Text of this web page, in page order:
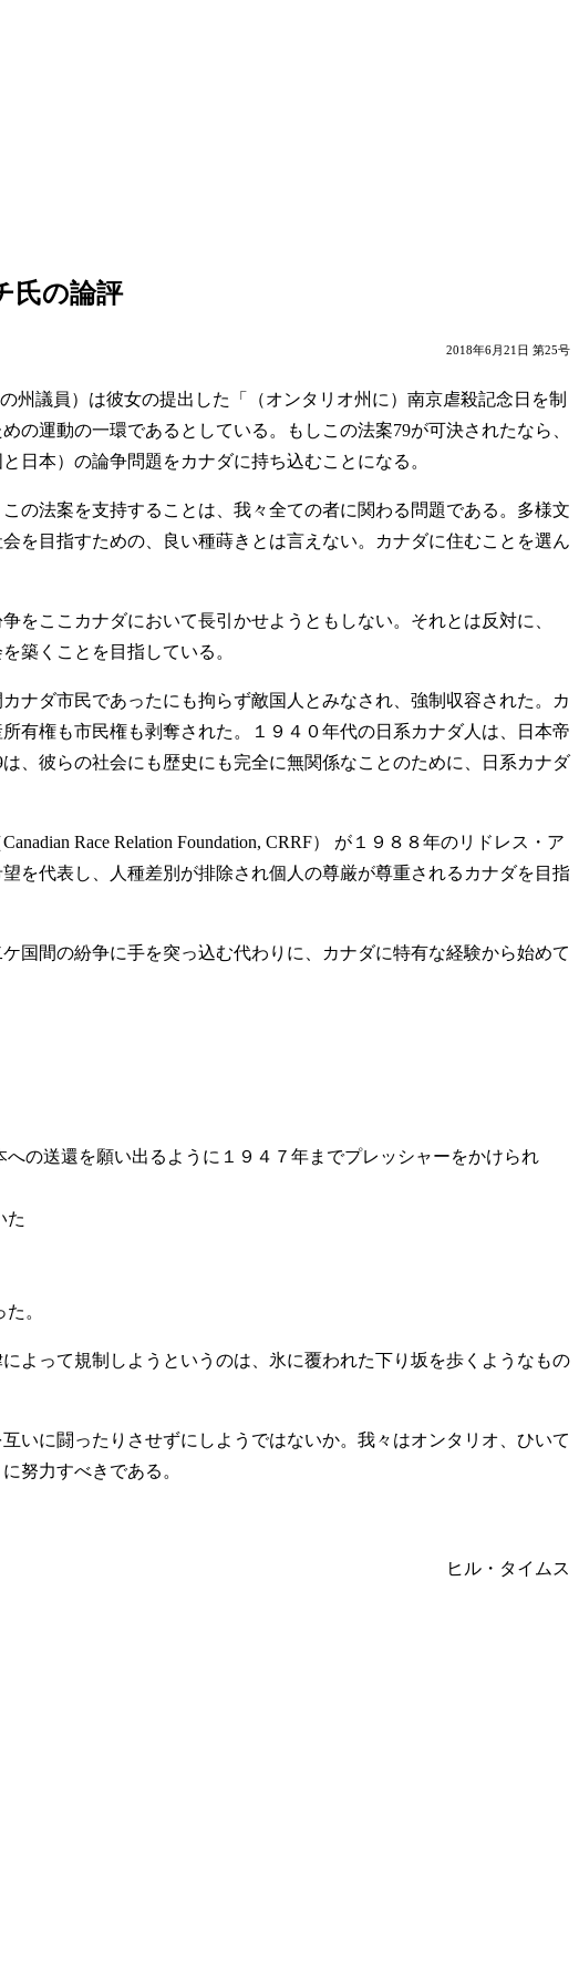
氏の論評
2018年6月21日 第25号
議員）は彼女の提出した「（オンタリオ州に）南京虐殺記念日を制
運動の一環であるとしている。もしこの法案79が可決されたなら、
日本）の論争問題をカナダに持ち込むことになる。
の法案を支持することは、我々全ての者に関わる問題である。多様文
を目指すための、良い種蒔きとは言えない。カナダに住むことを選ん
ここカナダにおいて長引かせようともしない。それとは反対に、
築くことを目指している。
ナダ市民であったにも拘らず敵国人とみなされ、強制収容された。カ
有権も市民権も剥奪された。１９４０年代の日系カナダ人は、日本帝
、彼らの社会にも歴史にも完全に無関係なことのために、日系カナダ
Race Relation Foundation, CRRF） が１９８８年のリドレス・ア
を代表し、人種差別が排除され個人の尊厳が尊重されるカナダを目指
国間の紛争に手を突っ込む代わりに、カナダに特有な経験から始めて
の送還を願い出るように１９４７年までプレッシャーをかけられ
た
。
よって規制しようというのは、氷に覆われた下り坂を歩くようなもの
いに闘ったりさせずにしようではないか。我々はオンタリオ、ひいて
努力すべきである。
ヒル・タイムス